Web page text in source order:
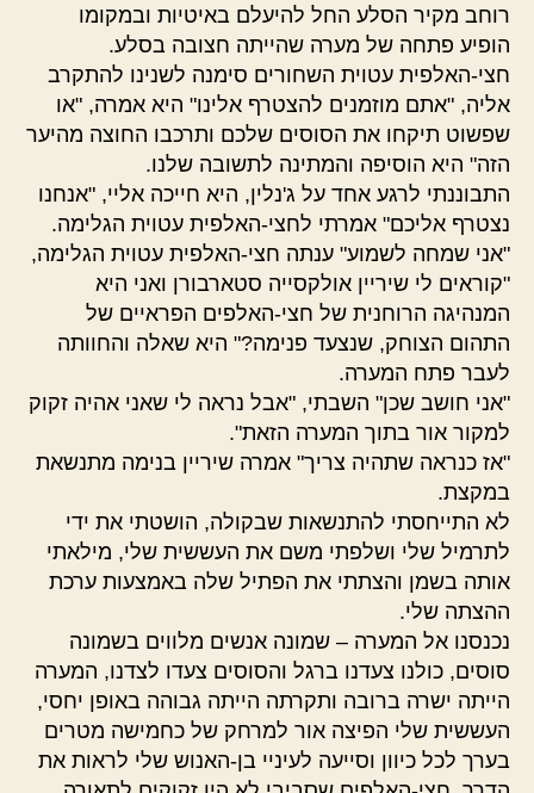
רוחב מקיר הסלע החל להיעלם באיטיות ובמקומו
הופיע פתחה של מערה שהייתה חצובה בסלע.
חצי-האלפית עטוית השחורים סימנה לשנינו להתקרב
אליה, "אתם מוזמנים להצטרף אלינו" היא אמרה, "או
שפשוט תיקחו את הסוסים שלכם ותרכבו החוצה מהיער
הזה" היא הוסיפה והמתינה לתשובה שלנו.
התבוננתי לרגע אחד על ג'נלין, היא חייכה אליי, "אנחנו
נצטרף אליכם" אמרתי לחצי-האלפית עטוית הגלימה.
"אני שמחה לשמוע" ענתה חצי-האלפית עטוית הגלימה,
"קוראים לי שיריין אולקסייה סטארבורן ואני היא
המנהיגה הרוחנית של חצי-האלפים הפראיים של
התהום הצוחק, שנצעד פנימה?" היא שאלה והחוותה
לעבר פתח המערה.
"אני חושב שכן" השבתי, "אבל נראה לי שאני אהיה זקוק
למקור אור בתוך המערה הזאת".
"אז כנראה שתהיה צריך" אמרה שיריין בנימה מתנשאת
במקצת.
לא התייחסתי להתנשאות שבקולה, הושטתי את ידי
לתרמיל שלי ושלפתי משם את העששית שלי, מילאתי
אותה בשמן והצתתי את הפתיל שלה באמצעות ערכת
ההצתה שלי.
נכנסנו אל המערה – שמונה אנשים מלווים בשמונה
סוסים, כולנו צעדנו ברגל והסוסים צעדו לצדנו, המערה
הייתה ישרה ברובה ותקרתה הייתה גבוהה באופן יחסי,
העששית שלי הפיצה אור למרחק של כחמישה מטרים
בערך לכל כיוון וסייעה לעיניי בן-האנוש שלי לראות את